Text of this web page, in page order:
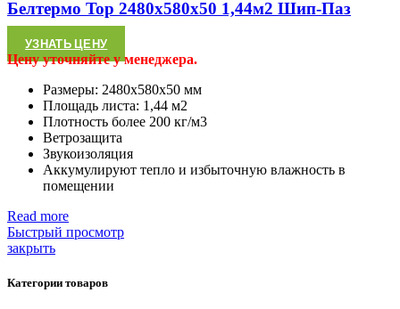
Белтермо Top 2480х580х50 1,44м2 Шип-Паз
УЗНАТЬ ЦЕНУ
Цену уточняйте у менеджера.
Размеры: 2480х580х50 мм
Площадь листа: 1,44 м2
Плотность более 200 кг/м3
Ветрозащита
Звукоизоляция
Аккумулируют тепло и избыточную влажность в
помещении
Read more
Быстрый просмотр
закрыть
Категории товаров